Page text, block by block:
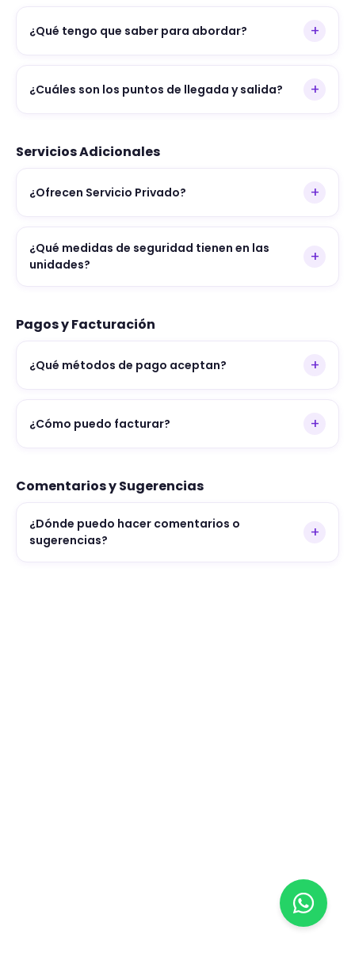
¿Qué tengo que saber para abordar? +
¿Cuáles son los puntos de llegada y salida? +
Servicios Adicionales
¿Ofrecen Servicio Privado? +
¿Qué medidas de seguridad tienen en las
unidades?
+
Pagos y Facturación
¿Qué métodos de pago aceptan? +
¿Cómo puedo facturar? +
Comentarios y Sugerencias
¿Dónde puedo hacer comentarios o
sugerencias?
+